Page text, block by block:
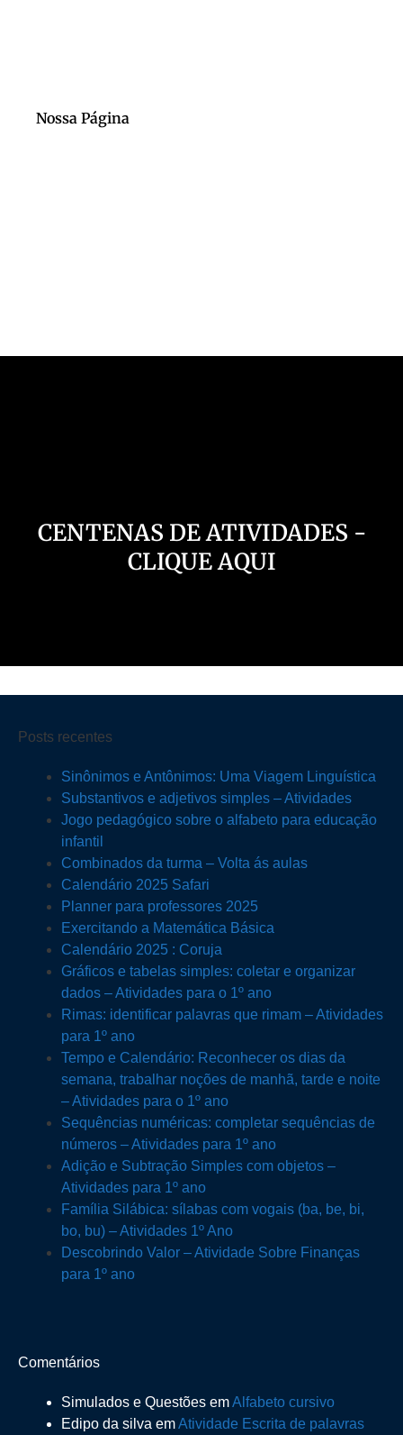
Nossa Página
CENTENAS DE ATIVIDADES -
CLIQUE AQUI
Posts recentes
Sinônimos e Antônimos: Uma Viagem Linguística
Substantivos e adjetivos simples – Atividades
Jogo pedagógico sobre o alfabeto para educação
infantil
Combinados da turma – Volta ás aulas
Calendário 2025 Safari
Planner para professores 2025
Exercitando a Matemática Básica
Calendário 2025 : Coruja
Gráficos e tabelas simples: coletar e organizar
dados – Atividades para o 1º ano
Rimas: identificar palavras que rimam – Atividades
para 1º ano
Tempo e Calendário: Reconhecer os dias da
semana, trabalhar noções de manhã, tarde e noite
– Atividades para o 1º ano
Sequências numéricas: completar sequências de
números – Atividades para 1º ano
Adição e Subtração Simples com objetos –
Atividades para 1º ano
Família Silábica: sílabas com vogais (ba, be, bi,
bo, bu) – Atividades 1º Ano
Descobrindo Valor – Atividade Sobre Finanças
para 1º ano
Comentários
Simulados e Questões emAlfabeto cursivo
Edipo da silva emAtividade Escrita de palavras